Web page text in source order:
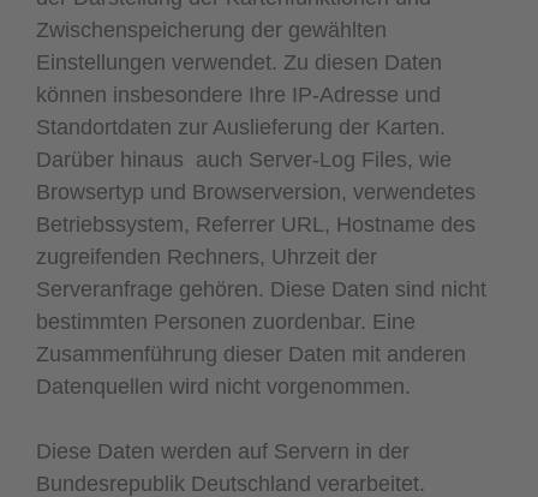
Zwischenspeicherung der gewählten
Einstellungen verwendet. Zu diesen Daten
können insbesondere Ihre IP-Adresse und
Standortdaten zur Auslieferung der Karten.
Darüber hinaus auch Server-Log Files, wie
Browsertyp und Browserversion, verwendetes
Betriebssystem, Referrer URL, Hostname des
zugreifenden Rechners, Uhrzeit der
Serveranfrage gehören. Diese Daten sind nicht
bestimmten Personen zuordenbar. Eine
Zusammenführung dieser Daten mit anderen
Datenquellen wird nicht vorgenommen.
Diese Daten werden auf Servern in der
Bundesrepublik Deutschland verarbeitet.